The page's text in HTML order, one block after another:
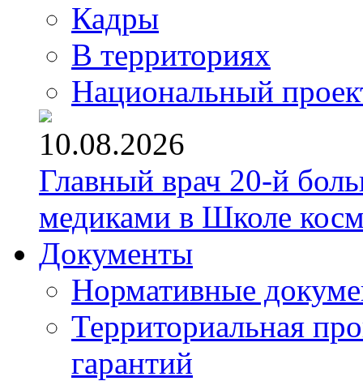
Кадры
В территориях
Национальный
10.08.2026
Главный врач 20-й
медиками в Школе
Документы
Нормативные
Территориальная
гарантий